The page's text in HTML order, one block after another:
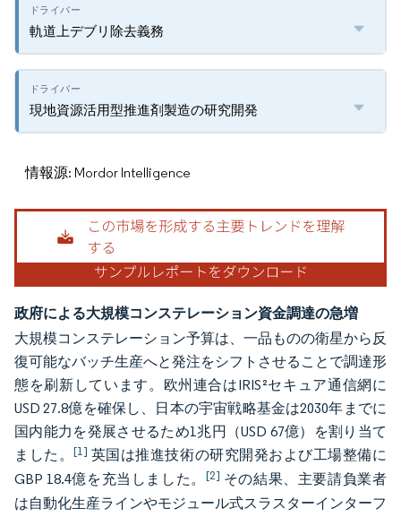
軌道上デブリ除去義務
現地資源活用型推進剤製造の研究開発
情報源: Mordor Intelligence
政府による大規模コンステレーション資金調達の急増
大規模コンステレーション予算は、一品ものの衛星から反
復可能なバッチ生産へと発注をシフトさせることで調達形
態を刷新しています。欧州連合はIRIS²セキュア通信網に
USD 27.8億を確保し、日本の宇宙戦略基金は2030年までに
国内能力を発展させるため1兆円（USD 67億）を割り当て
ました。[1] 英国は推進技術の研究開発および工場整備に
GBP 18.4億を充当しました。 [2] その結果、主要請負業者
は自動化生産ラインやモジュール式スラスターインターフ